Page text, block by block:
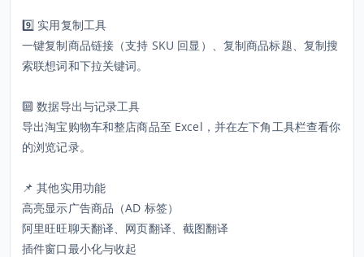
9️⃣ 实用复制工具
一键复制商品链接（支持 SKU 回显）、复制商品标题、复制搜
索联想词和下拉关键词。
🔟 数据导出与记录工具
导出淘宝购物车和整店商品至 Excel，并在左下角工具栏查看你
的浏览记录。
📌 其他实用功能
高亮显示广告商品（AD 标签）
阿里旺旺聊天翻译、网页翻译、截图翻译
插件窗口最小化与收起